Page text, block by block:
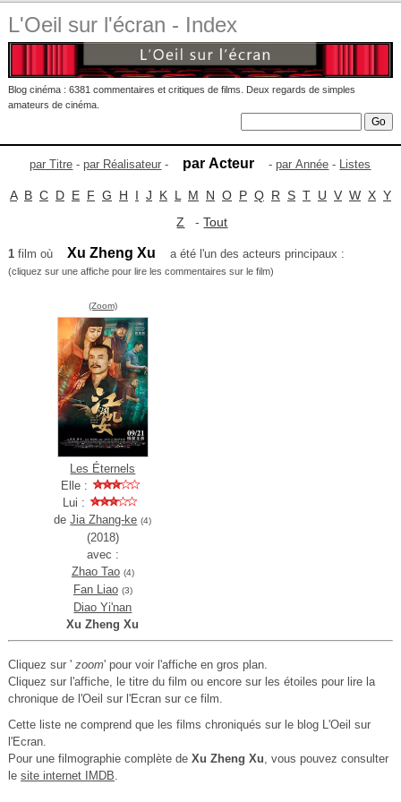
L'Oeil sur l'écran - Index
Blog cinéma : 6381 commentaires et critiques de films. Deux regards de simples
amateurs de cinéma.
par Titre -par Réalisateur - par Acteur -par Année - Listes
A B C D E F G H I J K L M N O P Q R S T U V W X Y
Z -Tout
1film où Xu Zheng Xu a été l'un des acteurs principaux :
(cliquez sur une affiche pour lire les commentaires sur le film)
(Zoom)
Les Éternels
Elle :
Lui :
deJia Zhang-ke (4)
(2018)
avec :
Zhao Tao (4)
Fan Liao (3)
Diao Yi'nan
Xu Zheng Xu
Cliquez sur ' zoom' pour voir l'affiche en gros plan.
Cliquez sur l'affiche, le titre du film ou encore sur les étoiles pour lire la
chronique de l'Oeil sur l'Ecran sur ce film.
Cette liste ne comprend que les films chroniqués sur le blog L'Oeil sur
l'Ecran.
Pour une filmographie complète de Xu Zheng Xu, vous pouvez consulter
le site internet IMDB.